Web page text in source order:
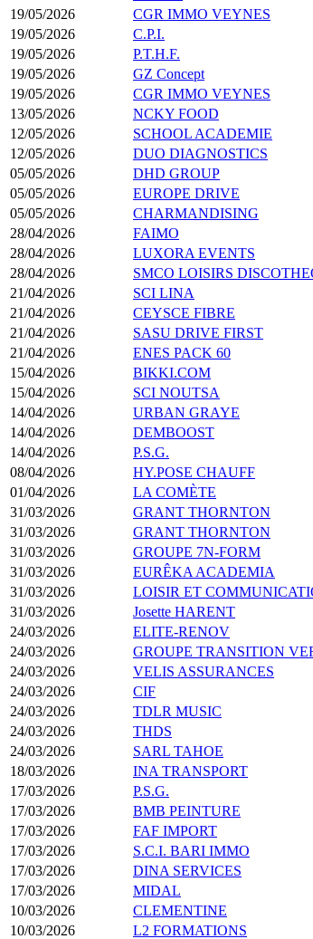
19/05/2026
CGR IMMO VEYNES
19/05/2026
C.P.I.
19/05/2026
P.T.H.F.
19/05/2026
GZ Concept
19/05/2026
CGR IMMO VEYNES
13/05/2026
NCKY FOOD
12/05/2026
SCHOOL ACADEMIE
12/05/2026
DUO DIAGNOSTICS
05/05/2026
DHD GROUP
05/05/2026
EUROPE DRIVE
05/05/2026
CHARMANDISING
28/04/2026
FAIMO
28/04/2026
LUXORA EVENTS
28/04/2026
SMCO LOISIRS
21/04/2026
SCI LINA
21/04/2026
CEYSCE FIBRE
21/04/2026
SASU DRIVE FIRST
21/04/2026
ENES PACK 60
15/04/2026
BIKKI.COM
15/04/2026
SCI NOUTSA
14/04/2026
URBAN GRAYE
14/04/2026
DEMBOOST
14/04/2026
P.S.G.
08/04/2026
HY.POSE CHAUFF
01/04/2026
LA COMÈTE
31/03/2026
GRANT THORNTON
31/03/2026
GRANT THORNTON
31/03/2026
GROUPE 7N-FORM
31/03/2026
EURÊKA ACADEMIA
31/03/2026
LOISIR ET
31/03/2026
Josette HARENT
24/03/2026
ELITE-RENOV
24/03/2026
GROUPE TRANSITION
24/03/2026
VELIS ASSURANCES
24/03/2026
CIF
24/03/2026
TDLR MUSIC
24/03/2026
THDS
24/03/2026
SARL TAHOE
18/03/2026
INA TRANSPORT
17/03/2026
P.S.G.
17/03/2026
BMB PEINTURE
17/03/2026
FAF IMPORT
17/03/2026
S.C.I. BARI IMMO
17/03/2026
DINA SERVICES
17/03/2026
MIDAL
10/03/2026
CLEMENTINE
10/03/2026
L2 FORMATIONS